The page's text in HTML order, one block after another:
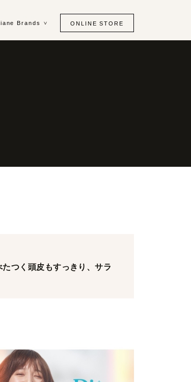
Brands ONLINE STORE
つく頭皮もすっきり、サラ